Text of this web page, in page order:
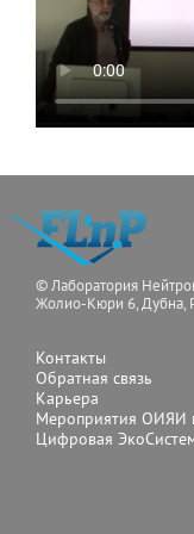
© Лаборатория
Жолио-Кюри 6, Дубна,
Контакты
Обратная связь
Карьера
Мероприятия ОИЯИ
Цифровая